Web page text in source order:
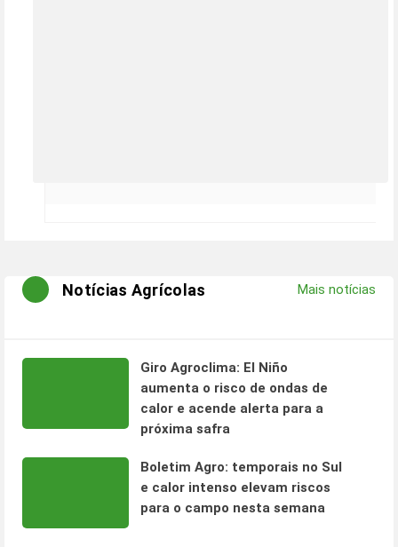
Notícias Agrícolas Mais notícias
Giro Agroclima: El Niño
aumenta o risco de ondas de
calor e acende alerta para a
próxima safra
Boletim Agro: temporais no Sul
e calor intenso elevam riscos
para o campo nesta semana